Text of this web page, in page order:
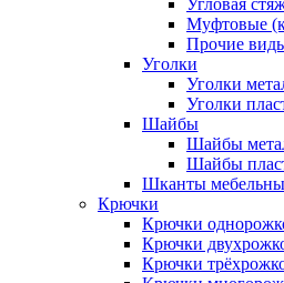
Муфтовые
Прочие
Уголки
Уголки
Уголки
Шайбы
Шайбы
Шайбы
Шканты
Крючки
Крючки
Крючки
Крючки